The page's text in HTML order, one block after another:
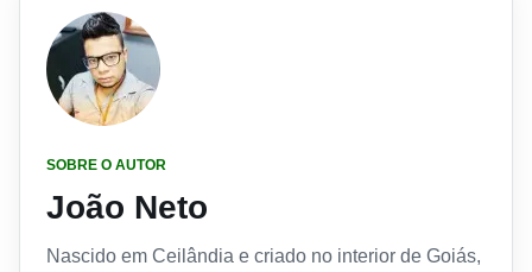
SOBRE O AUTOR
João Neto
Nascido em Ceilândia e criado no interior de Goiás,